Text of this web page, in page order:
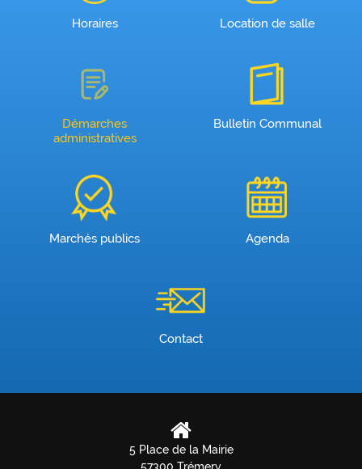
Horaires Location de salle
Démarches
administratives
Bulletin Communal
Marchés publics Agenda
Contact
5 Place de la Mairie